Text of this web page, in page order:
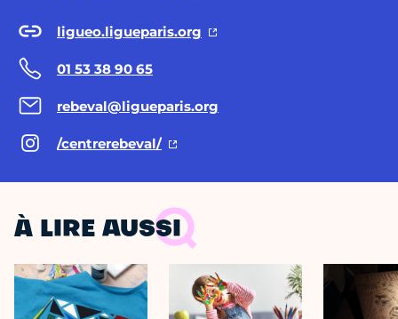
ligueo.ligueparis.org
01 53 38 90 65
rebeval@ligueparis.org
/centrerebeval/
À LIRE AUSSI